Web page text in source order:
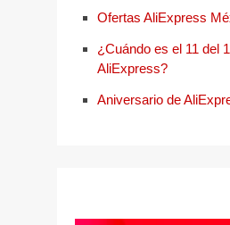
Ofertas AliExpress
¿Cuándo es el 11 del
AliExpress?
Aniversario de